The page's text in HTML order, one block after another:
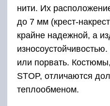
нити. Их
до 7 мм (крест-
крайне надежной, а
или порвать.
STOP, отличаются
теплообменом.